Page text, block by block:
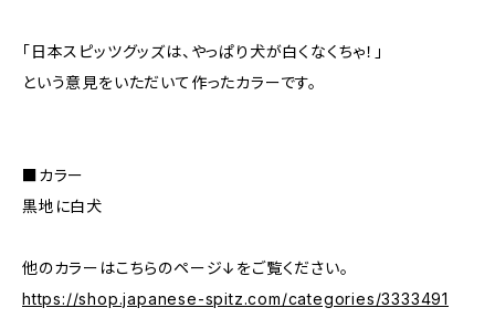
「日本スピッツグッズは、やっぱり犬が白くなくちゃ！」
という意見をいただいて作ったカラーです。
■カラー
黒地に白犬
他のカラーはこちらのページ↓をご覧ください。
https://shop.japanese-spitz.com/categories/3333491